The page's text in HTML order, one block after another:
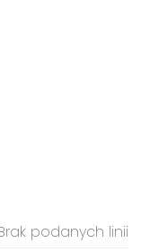
podanych linii